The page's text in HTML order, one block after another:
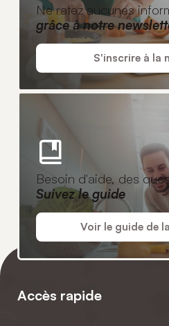
Ne ratez aucunes
grâce à notre
S'inscrire à la
Besoin d'aide, des
Suivez le guide
Voir le guide de
Accès rapide